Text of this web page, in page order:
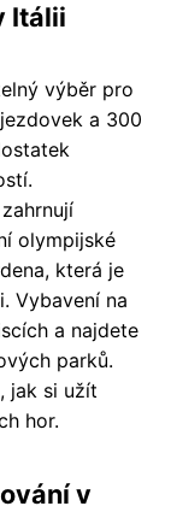
Itálii
výběr pro
a 300
olympijské
která je
Vybavení na
a najdete
parků.
jak si užít
hor.
v